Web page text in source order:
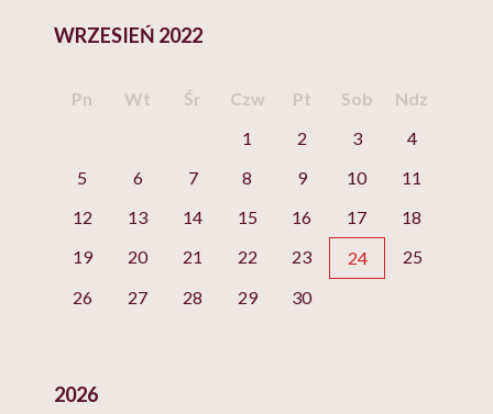
WRZESIEŃ 2022
Pn Wt Śr Czw Pt Sob
Ndz
1
2 3
4
5
6 7 8 9 10
11
12
13 14 15 16 17
18
19
20 21 22 23 24
25
26
27 28 29 30
2026